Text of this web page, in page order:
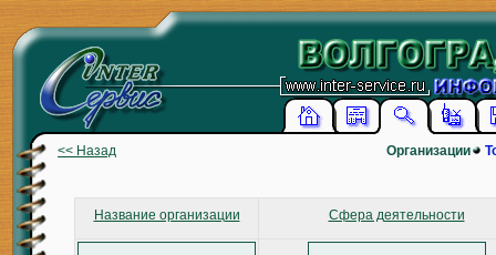
<< Назад Организации
Название организации Сфера деятельности